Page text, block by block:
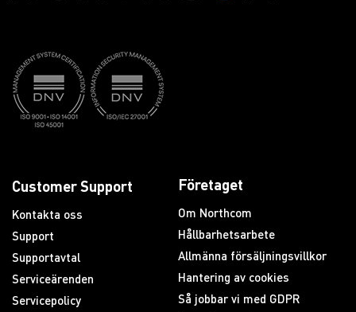
Customer Support
Kontakta oss
Support
Supportavtal
Serviceärenden
Servicepolicy
Företaget
Om Northcom
Hållbarhetsarbete
Allmänna försäljningsvillkor
Hantering av cookies
Så jobbar vi med GDPR